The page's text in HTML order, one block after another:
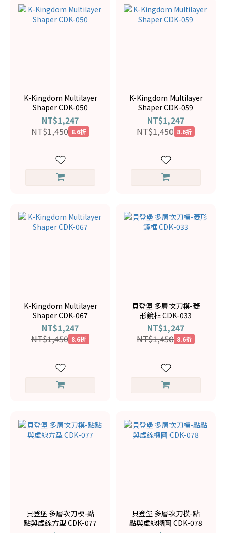
K-Kingdom Multilayer
Shaper CDK-050
NT$1,247
NT$1,450 8.6折
K-Kingdom Multilayer
Shaper CDK-059
NT$1,247
NT$1,450 8.6折
K-Kingdom Multilayer
Shaper CDK-067
NT$1,247
NT$1,450 8.6折
貝登堡 多層次刀模-菱
形鏡框 CDK-033
NT$1,247
NT$1,450 8.6折
貝登堡 多層次刀模-點
點與虛線方型 CDK-077
貝登堡 多層次刀模-點
點與虛線橢圓 CDK-078